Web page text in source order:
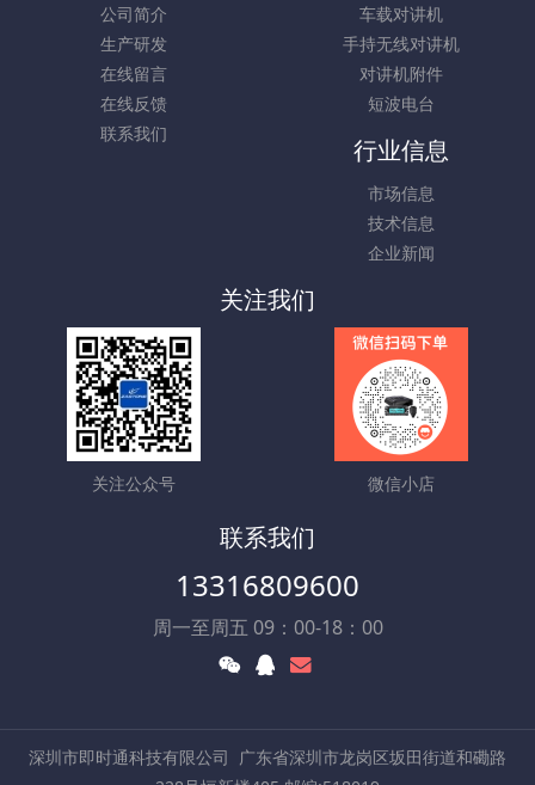
公司简介
生产研发
在线留言
在线反馈
联系我们
车载对讲机
手持无线对讲机
对讲机附件
短波电台
行业信息
市场信息
技术信息
企业新闻
关注我们
关注公众号 微信小店
联系我们
13316809600
周一至周五 09：00-18：00
深圳市即时通科技有限公司
广东省深圳市龙岗区坂田街道和磡路